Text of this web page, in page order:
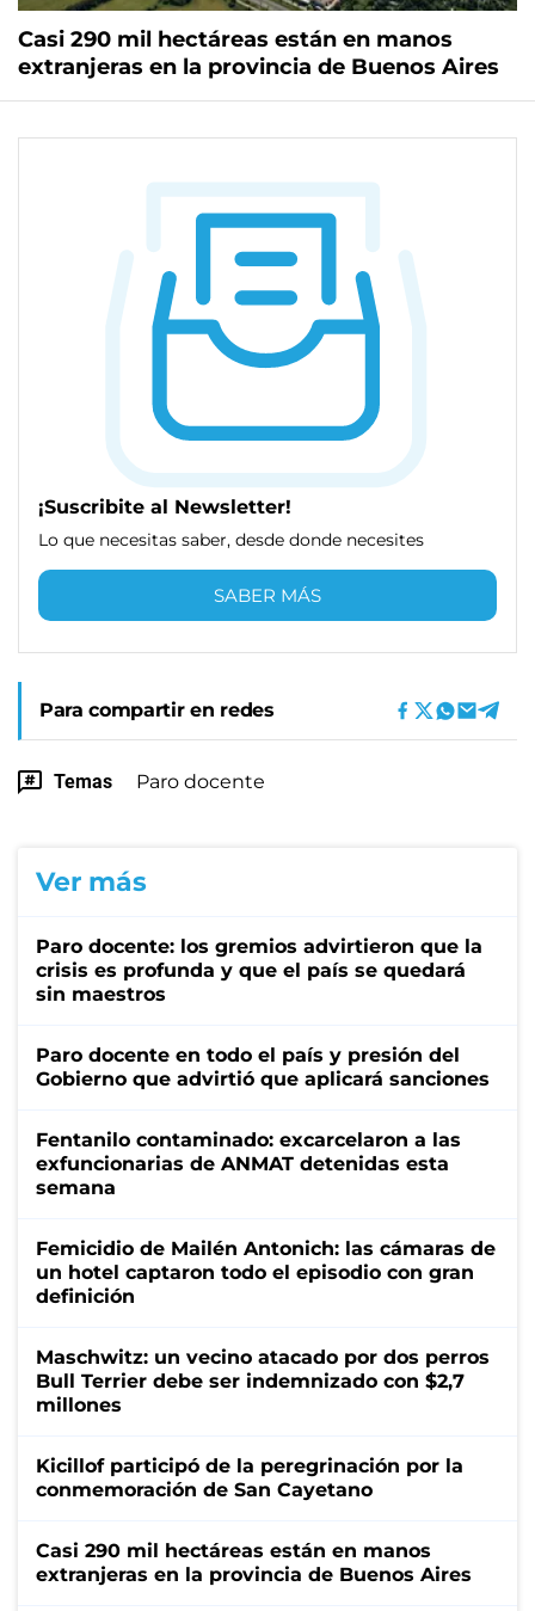
Casi 290 mil hectáreas están en manos
extranjeras en la provincia de Buenos Aires
¡Suscribite al Newsletter!
Lo que necesitas saber, desde donde necesites
SABER MÁS
Para compartir en redes
Temas Paro docente
Ver más
Paro docente: los gremios advirtieron que la
crisis es profunda y que el país se quedará
sin maestros
Paro docente en todo el país y presión del
Gobierno que advirtió que aplicará sanciones
Fentanilo contaminado: excarcelaron a las
exfuncionarias de ANMAT detenidas esta
semana
Femicidio de Mailén Antonich: las cámaras de
un hotel captaron todo el episodio con gran
definición
Maschwitz: un vecino atacado por dos perros
Bull Terrier debe ser indemnizado con $2,7
millones
Kicillof participó de la peregrinación por la
conmemoración de San Cayetano
Casi 290 mil hectáreas están en manos
extranjeras en la provincia de Buenos Aires